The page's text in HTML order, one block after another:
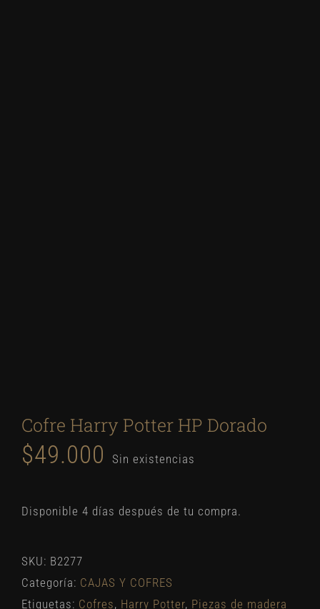
Cofre Harry Potter HP Dorado
$49.000 Sin existencias
Disponible 4 días después de tu compra.
SKU: B2277
Categoría: CAJAS Y COFRES
Etiquetas: Cofres, Harry Potter, Piezas de madera